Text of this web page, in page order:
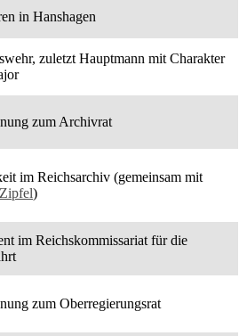
in Hanshagen
zuletzt Hauptmann mit Charakter
zum Archivrat
im Reichsarchiv (gemeinsam mit
)
im Reichskommissariat für die
zum Oberregierungsrat